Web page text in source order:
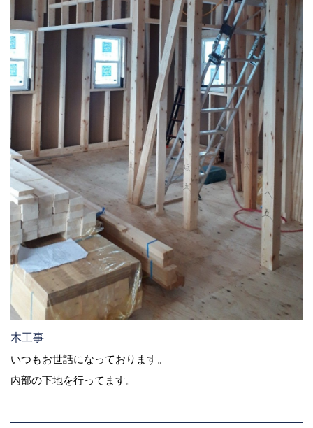
木工事
いつもお世話になっております。
内部の下地を行ってます。